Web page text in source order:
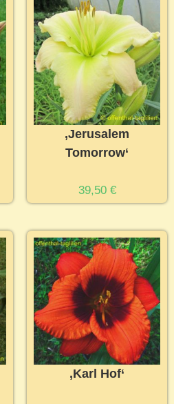
‚Jerusalem
Tomorrow‘
39,50 €
‚Karl Hof‘